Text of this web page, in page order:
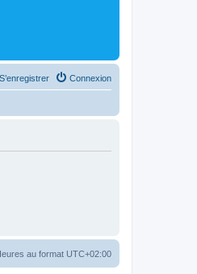
Connexion
S’enregistrer
au format UTC+02:00